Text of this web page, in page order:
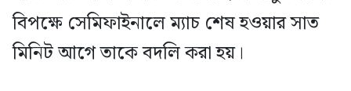
বিপক্ষে সেমিফাইনালে ম্যাচ শেষ হওয়ার সাত
মিনিট আগে তাকে বদলি করা হয়।